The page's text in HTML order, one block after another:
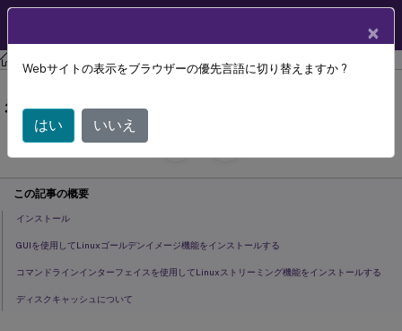
Citrix Provisioning Citrix Provisioning 2402 LTSR
Linuxターゲットデバイスのストリー
ミング
July 29, 2024
C
この記事の概要
インストール
GUIを使用してLinuxゴールデンイメージ機能をインストールする
コマンドラインインターフェイスを使用してLinuxストリーミング機能をインストールする
ディスクキャッシュについて
×
Webサイトの表示をブラウザーの優先言語に切り替えますか ?
はい いいえ